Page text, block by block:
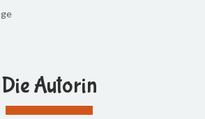
Die Autorin